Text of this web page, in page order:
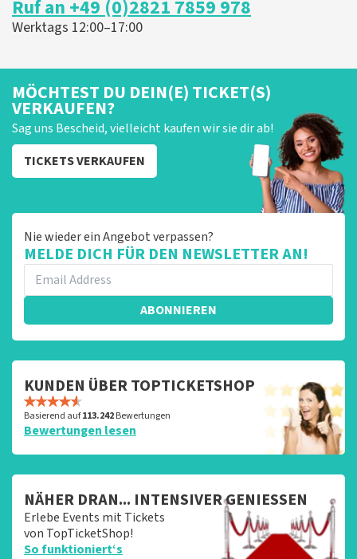
er een andere naam op het ticket staat. Dit komt
doordat wij een wederverkoper zijn. Gelukkig heeft dit
geen invloed op uw toegang tot het evenement. Wij
fantastische avond heeft gehad. Met vriendelijke
groeten, Martijn Topticketshop
Ruf an +49 (0)2821 7859 978
Werktags 12:00–17:00
MÖCHTEST DU DEIN(E) TICKET(S)
VERKAUFEN?
Sag uns Bescheid, vielleicht kaufen wir sie dir ab!
TICKETS VERKAUFEN
Nie wieder ein Angebot verpassen?
MELDE DICH FÜR DEN NEWSLETTER AN!
ABONNIEREN
KUNDEN ÜBER TOPTICKETSHOP
Basierend auf113.242Bewertungen
Bewertungen lesen
NÄHER DRAN... INTENSIVER GENIESSEN
Erlebe Events mit Tickets
von TopTicketShop!
So funktioniert‘s